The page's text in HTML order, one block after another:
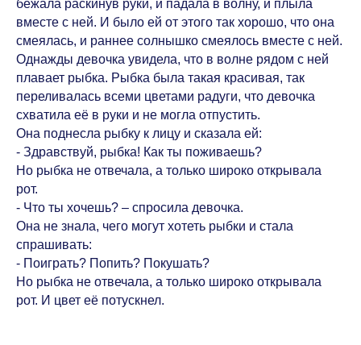
бежала раскинув руки, и падала в волну, и плыла
вместе с ней. И было ей от этого так хорошо, что она
смеялась, и раннее солнышко смеялось вместе с ней.
Однажды девочка увидела, что в волне рядом с ней
плавает рыбка. Рыбка была такая красивая, так
переливалась всеми цветами радуги, что девочка
схватила её в руки и не могла отпустить.
Она поднесла рыбку к лицу и сказала ей:
- Здравствуй, рыбка! Как ты поживаешь?
Но рыбка не отвечала, а только широко открывала
рот.
- Что ты хочешь? – спросила девочка.
Она не знала, чего могут хотеть рыбки и стала
спрашивать:
- Поиграть? Попить? Покушать?
Но рыбка не отвечала, а только широко открывала
рот. И цвет её потускнел.